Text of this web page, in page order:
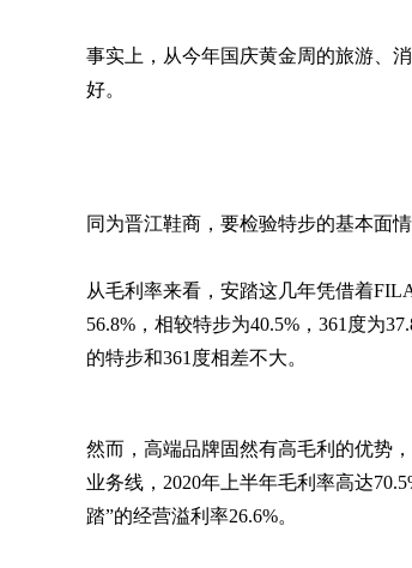
事实上，从今年国庆黄金周的旅游、
好。
同为晋江鞋商，要检验特步的基本面
从毛利率来看，安踏这几年凭借着
56.8%，相较特步为40.5%，361度为
的特步和361度相差不大。
然而，高端品牌固然有高毛利的优势
业务线，2020年上半年毛利率高达
踏”的经营溢利率26.6%。